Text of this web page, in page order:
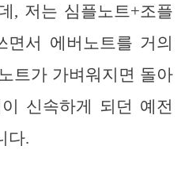
, 저는 심플노트+조플
면서 에버노트를 거의
트가 가벼워지면 돌아
신속하게 되던 예전
다.